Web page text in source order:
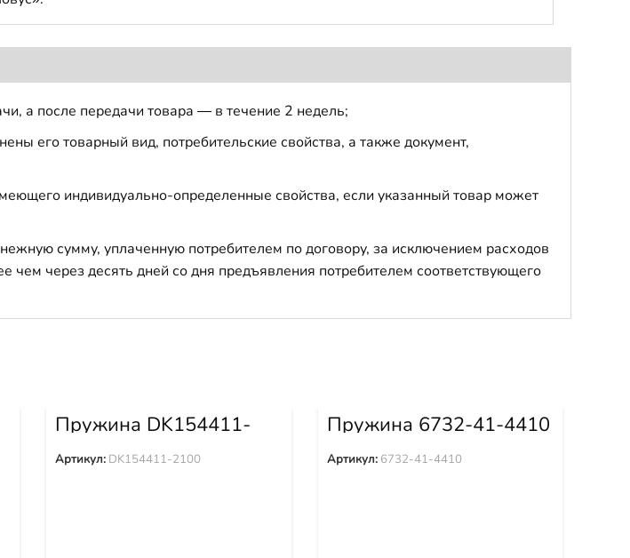
а после передачи товара — в течение 2 недель;
его товарный вид, потребительские свойства, а также документ,
индивидуально-определенные свойства, если указанный товар может
сумму, уплаченную потребителем по договору, за исключением расходов
чем через десять дней со дня предъявления потребителем соответствующего
Пружина DK154411-
2100
Артикул: DK154411-2100
Пружина 6732-41-4410
Артикул: 6732-41-4410